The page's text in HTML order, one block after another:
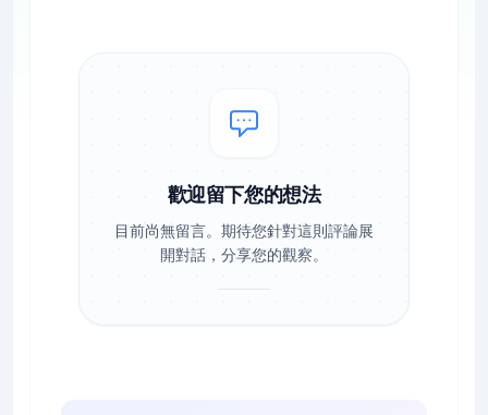
歡迎留下您的想法
目前尚無留言。期待您針對這則評論展
開對話，分享您的觀察。